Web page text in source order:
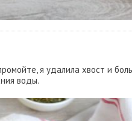
я удалила хвост и
воды.